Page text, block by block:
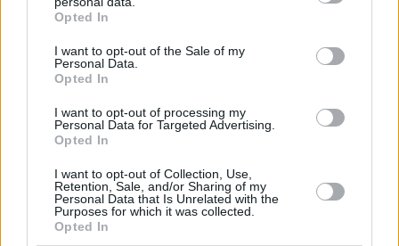
grant or deny consent to Google and its third-party tags to
use your data for below specified purposes in below Google
consent section.
Opted In
I want to opt-out of the Sale of my
Personal Data.
Opted In
I want to opt-out of processing my
Personal Data for Targeted Advertising.
Opted In
I want to opt-out of Collection, Use,
Retention, Sale, and/or Sharing of my
Personal Data that Is Unrelated with the
Purposes for which it was collected.
Opted In
Τι έκανε η Κέιτ Μίντλετον στη διάρκεια της θεραπείας
για τον καρκίνο, όταν δεν μπορούσε να συγκεντρωθεί
πριν 15 λεπτά
Φωτεινές επιγραφές: Η επιστροφή μιας διαχρονικής
αισθητικής
πριν 15 λεπτά
Παγκόσμιο Κ20: «Ασημένια» η απίθανη Ρούσσου στα
Είδατε ψύλλους στο σπίτι σας; Πώς θα απαλλαγείτε από
πριν 17 λεπτά